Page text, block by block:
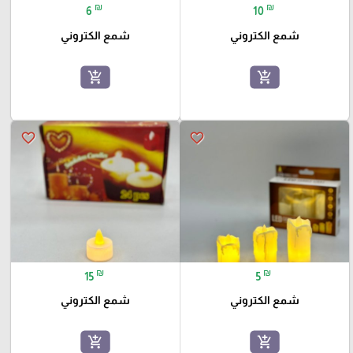
10 ₪
شمع الكتروني
add_shopping_cart
6 ₪
شمع الكتروني
add_shopping_cart
favorite_border
5 ₪
شمع الكتروني
add_shopping_cart
favorite_border
15 ₪
شمع الكتروني
add_shopping_cart